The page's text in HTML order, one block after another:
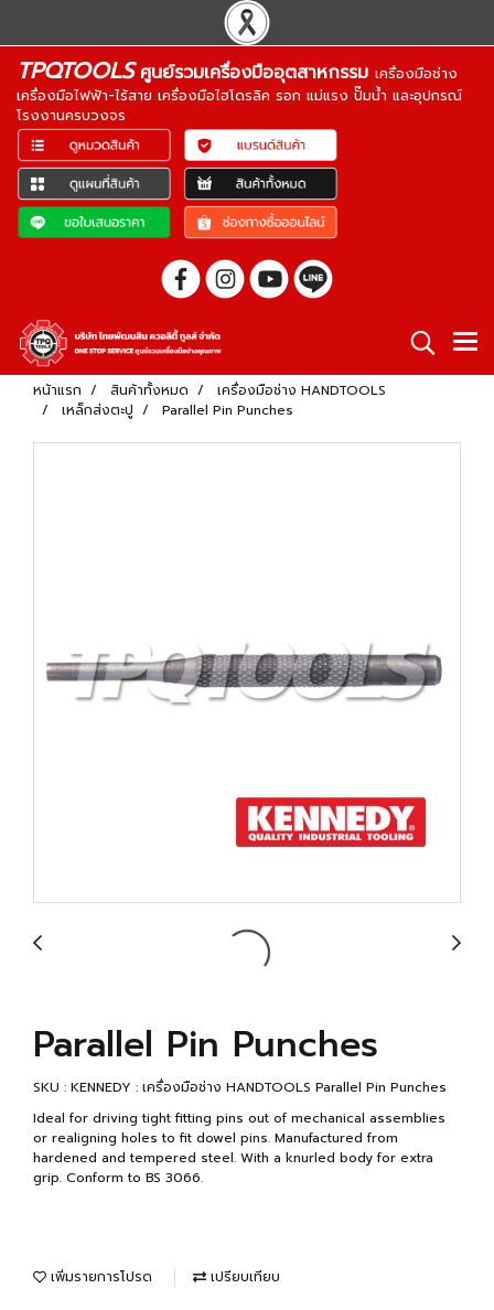
TPQTOOLSศูนย์รวมเครื่องมืออุตสาหกรรม เครื่องมือช่าง
เครื่องมือไฟฟ้า-ไร้สาย เครื่องมือไฮโดรลิค รอก แม่แรง ปั๊มน้ำ และอุปกรณ์
โรงงานครบวงจร
หน้าแรก สินค้าทั้งหมด
เครื่องมือช่าง HANDTOOLS
เหล็กส่งตะปู
Parallel Pin Punches
Parallel Pin Punches
SKU : KENNEDY : เครื่องมือช่าง HANDTOOLS Parallel Pin Punches
Ideal for driving tight fitting pins out of mechanical assemblies
or realigning holes to fit dowel pins. Manufactured from
hardened and tempered steel. With a knurled body for extra
grip. Conform to BS 3066.
เพิ่มรายการโปรด เปรียบเทียบ